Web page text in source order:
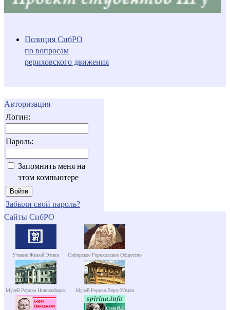
Позиция СибРО
по вопросам
рериховского движения
Авторизация
Логин:
Пароль:
Запомнить меня на
этом компьютере
Забыли свой пароль?
Сайты СибРО
Учение Живой Этики Сибирское Рериховское Общество
Музей Рериха Новосибирск Музей Рериха Верх-Уймон